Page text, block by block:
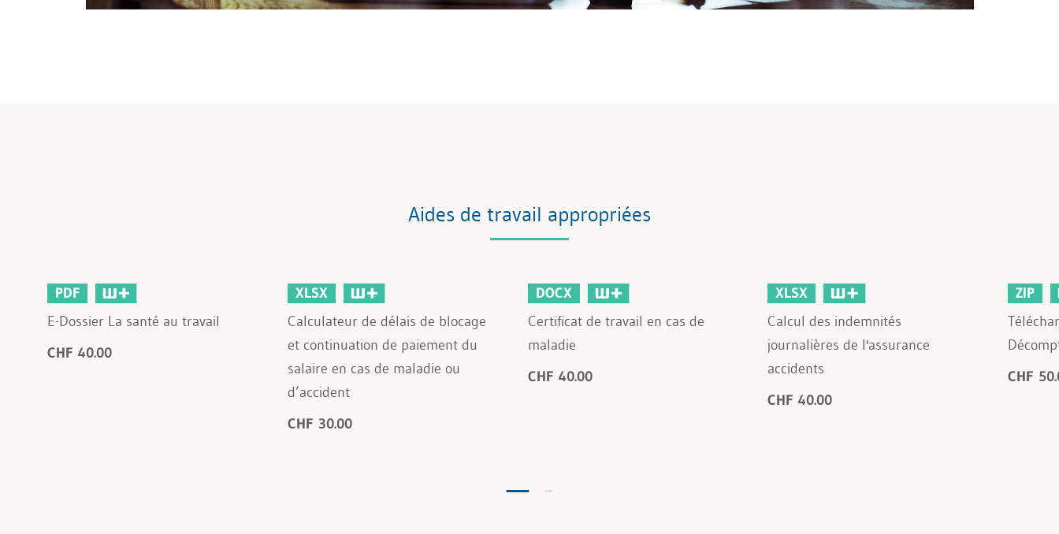
Aides de travail appropriées
PDF
E-Dossier La santé au travail
CHF 40.00
XLSX
Calculateur de délais de blocage
et continuation de paiement du
salaire en cas de maladie ou
d’accident
CHF 30.00
DOCX
Certificat de travail en cas de
maladie
CHF 40.00
XLSX
Calcul des indemnités
journalières de l'assurance
accidents
CHF 40.00
ZIP
CHF